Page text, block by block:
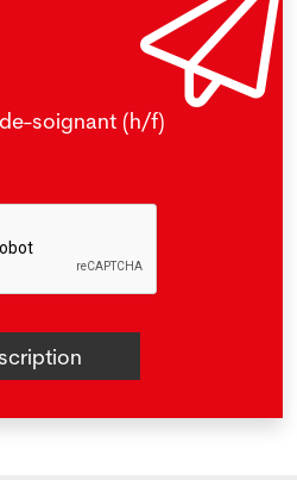
soignant (h/f)